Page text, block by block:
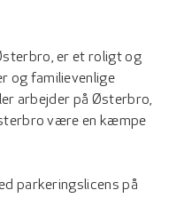
er et roligt og
og familievenlige
arbejder på Østerbro,
være en kæmpe
parkeringslicens på